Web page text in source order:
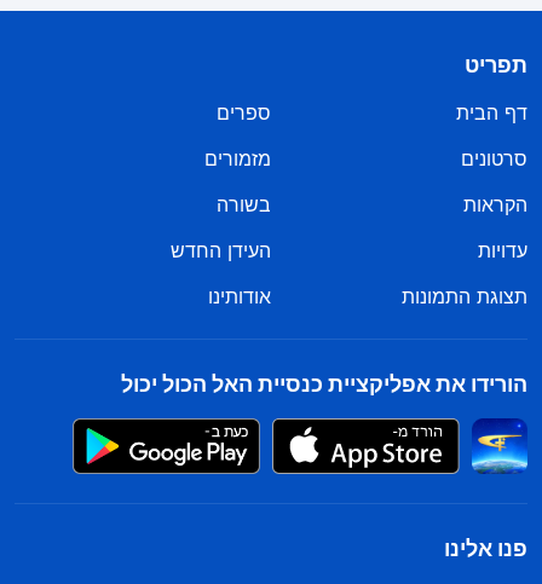
תפריט
דף הבית
ספרים
סרטונים
מזמורים
הקראות
בשורה
עדויות
העידן החדש
תצוגת התמונות
אודותינו
הורידו את אפליקציית כנסיית האל הכול יכול
פנו אלינו